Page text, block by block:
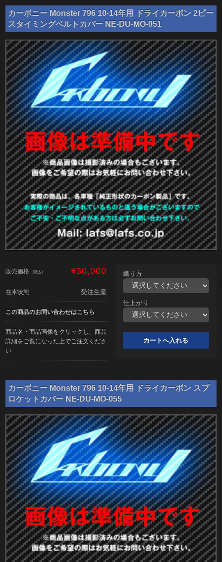
カーボニー Monster 796 10-14年用 ドライカーボン 2ピー
スタイミングベルトカバー NE-DU-MO-051
販売価格 （税込） ¥30,000
在庫状態 受注生産
この商品のお問い合わせはこちら
商品名・商品画像をクリックし、商品
詳細をご覧になった上でご注文くださ
い
織り方
仕上がり
カーボニー Monster 796 10-14年用 ドライカーボン スプ
ロケットカバー NE-DU-MO-055